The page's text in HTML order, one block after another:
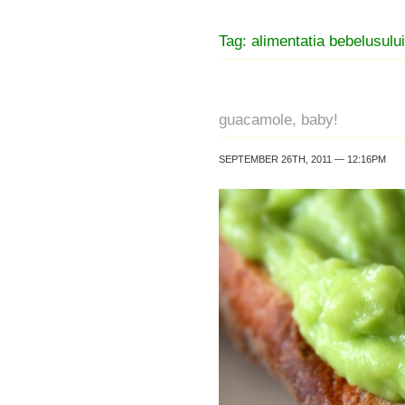
Tag: alimentatia bebelusului
guacamole, baby!
SEPTEMBER 26TH, 2011 — 12:16PM